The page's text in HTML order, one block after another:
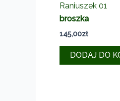
Raniuszek 01
broszka
145,00zł
DODAJ DO